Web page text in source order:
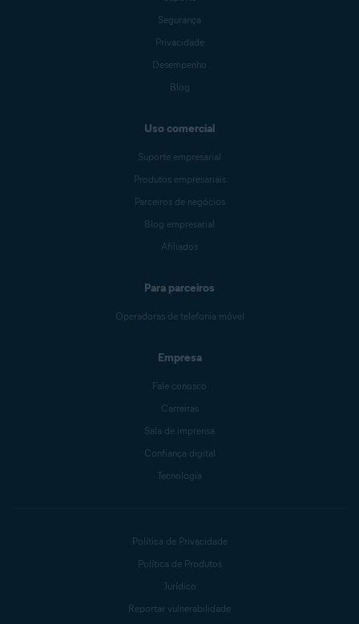
Segurança
Privacidade
Desempenho
Blog
Uso comercial
Suporte empresarial
Produtos empresariais
Parceiros de negócios
Blog empresarial
Afiliados
Para parceiros
Operadoras de telefonia móvel
Empresa
Fale conosco
Carreiras
Sala de imprensa
Confiança digital
Tecnologia
Política de Privacidade
Política de Produtos
Jurídico
Reportar vulnerabilidade